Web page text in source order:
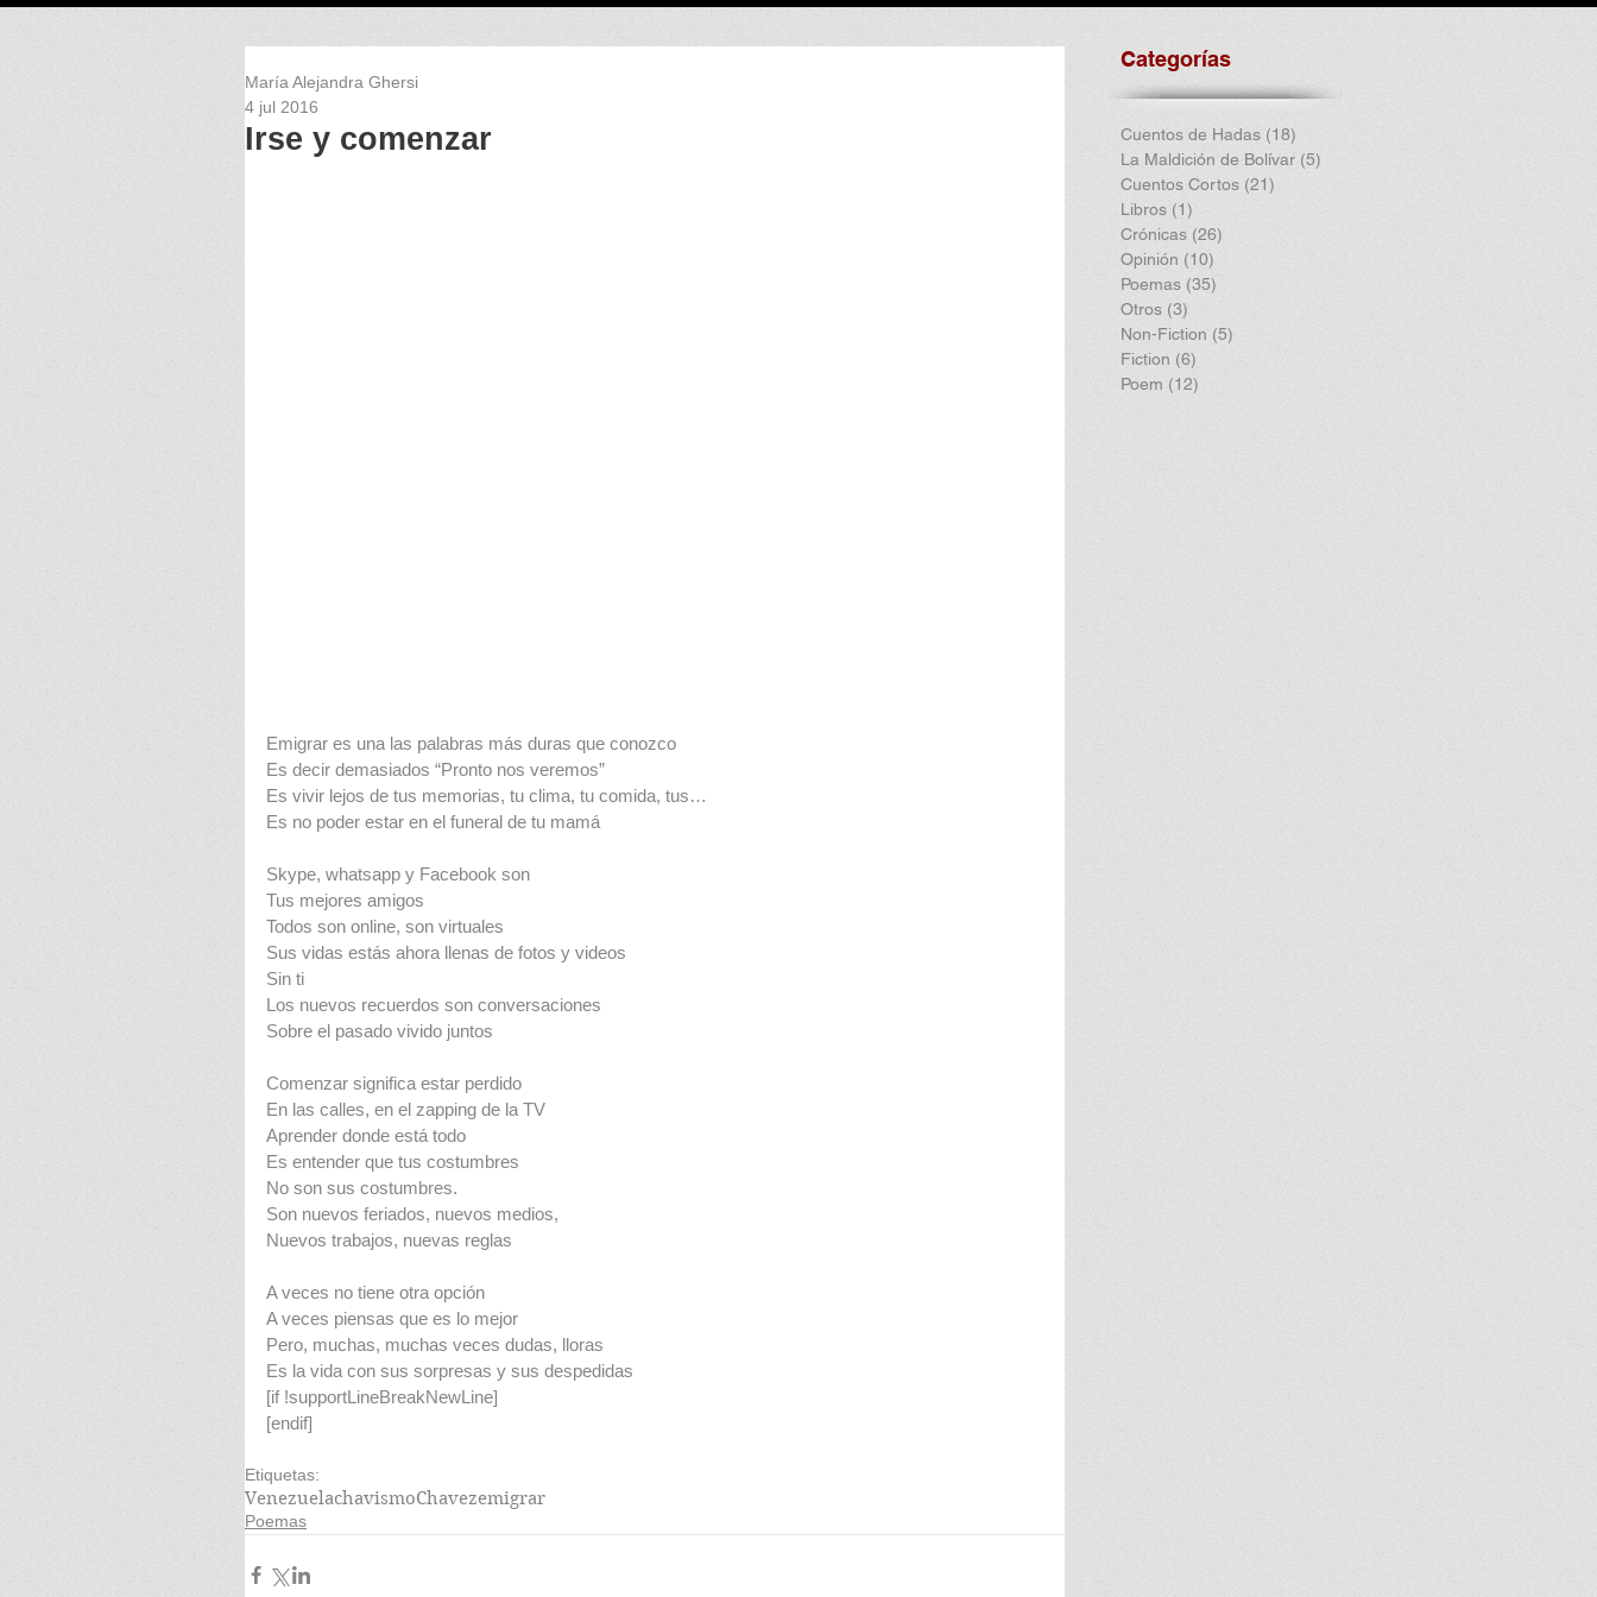
Irse y comenzar
María Alejandra Ghersi
4 jul 2016
Emigrar es una las palabras más duras que conozco
Es decir demasiados “Pronto nos veremos”
Es vivir lejos de tus memorias, tu clima, tu comida, tus…
Es no poder estar en el funeral de tu mamá
Skype, whatsapp y Facebook son
Tus mejores amigos
Todos son online, son virtuales
Sus vidas estás ahora llenas de fotos y videos
Sin ti
Los nuevos recuerdos son conversaciones
Sobre el pasado vivido juntos
Comenzar significa estar perdido
En las calles, en el zapping de la TV
Aprender donde está todo
Es entender que tus costumbres
No son sus costumbres.
Son nuevos feriados, nuevos medios,
Nuevos trabajos, nuevas reglas
A veces no tiene otra opción
A veces piensas que es lo mejor
Pero, muchas, muchas veces dudas, lloras
Es la vida con sus sorpresas y sus despedidas
[if !supportLineBreakNewLine]
[endif]
Etiquetas:
VenezuelachavismoChavezemigrar
Poemas
Categorías
Cuentos de Hadas (18)
La Maldición de Bolívar (5)
Cuentos Cortos (21)
Libros (1)
Crónicas (26)
Opinión (10)
Poemas (35)
Otros (3)
Non-Fiction (5)
Fiction (6)
Poem (12)